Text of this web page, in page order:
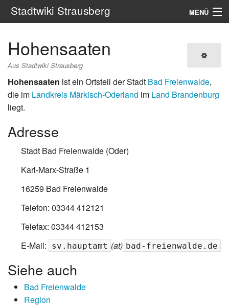
Stadtwiki Strausberg MENÜ
Portale
Suche
Hohensaaten
Aus Stadtwiki Strausberg
Hohensaaten ist ein Ortsteil der Stadt Bad Freienwalde,
die im Landkreis Märkisch-Oderland im Land Brandenburg
liegt.
Adresse
Stadt Bad Freienwalde (Oder)
Karl-Marx-Straße 1
16259 Bad Freienwalde
Telefon: 03344 412121
Telefax: 03344 412153
E-Mail:
sv.hauptamt (at) bad-freienwalde.de
Siehe auch
Bad Freienwalde
Region